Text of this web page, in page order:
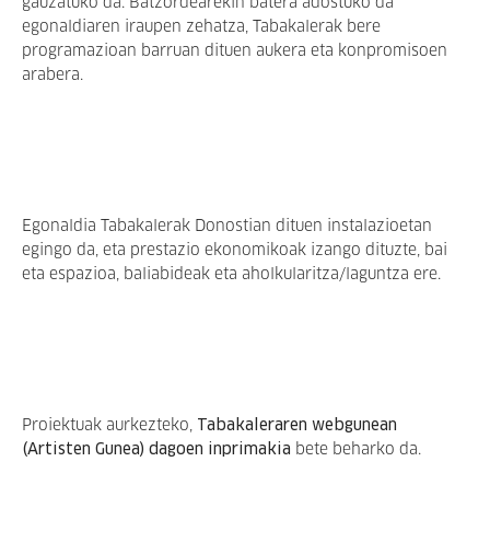
gauzatuko da. Batzordearekin batera adostuko da
egonaldiaren iraupen zehatza, Tabakalerak bere
programazioan barruan dituen aukera eta konpromisoen
arabera.
Egonaldia Tabakalerak Donostian dituen instalazioetan
egingo da, eta prestazio ekonomikoak izango dituzte, bai
eta espazioa, baliabideak eta aholkularitza/laguntza ere.
Proiektuak aurkezteko,
Tabakaleraren webgunean
(Artisten Gunea) dagoen inprimakia bete beharko da.